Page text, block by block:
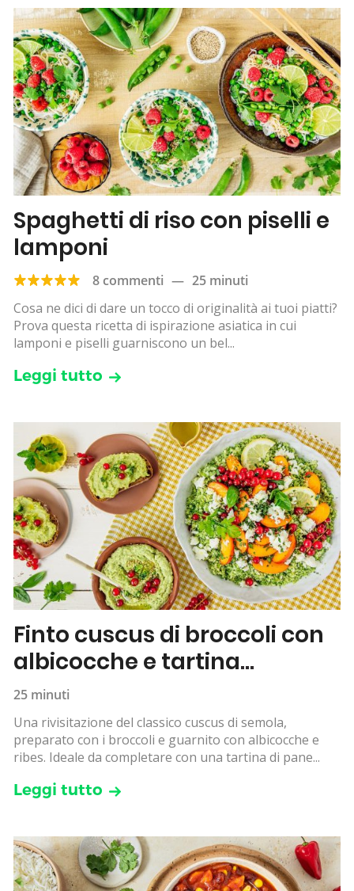
Spaghetti di riso con piselli e
lamponi
8 commenti — 25 minuti
Cosa ne dici di dare un tocco di originalità ai tuoi piatti?
Prova questa ricetta di ispirazione asiatica in cui
lamponi e piselli guarniscono un bel...
Leggi tutto
Finto cuscus di broccoli con
albicocche e tartina
all’hummus
25 minuti
Una rivisitazione del classico cuscus di semola,
preparato con i broccoli e guarnito con albicocche e
ribes. Ideale da completare con una tartina di pane...
Leggi tutto